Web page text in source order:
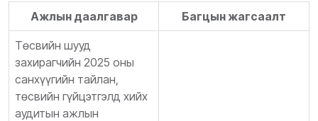
Ажлын даалгавар
Багцын жагсаалт
Төсвийн шууд
захирагчийн 2025 оны
санхүүгийн тайлан,
төсвийн гүйцэтгэлд хийх
аудитын ажлын